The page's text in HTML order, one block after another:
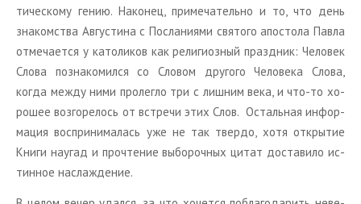
ти­че­ско­му гению. На­ко­нец, при­ме­ча­тель­но и то, что день
зна­ком­ства Ав­гу­сти­на с По­сла­ни­я­ми свя­то­го апо­сто­ла Павла
от­ме­ча­ет­ся у ка­то­ли­ков как ре­ли­ги­оз­ный празд­ник: Че­ло­век
Слова по­зна­ко­мил­ся со Сло­вом дру­го­го Че­ло­ве­ка Слова,
когда между ними про­лег­ло три с лиш­ним века, и что-то хо­
ро­шее воз­го­ре­лось от встре­чи этих Слов. Осталь­ная ин­фор­
ма­ция вос­при­ни­ма­лась уже не так твер­до, хотя от­кры­тие
Книги на­у­гад и про­чте­ние вы­бо­роч­ных цитат до­ста­ви­ло ис­
тин­ное на­сла­жде­ние.